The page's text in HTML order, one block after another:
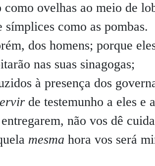
ovelhas ao meio de
símplices como as pombas.
dos homens; porque
nas suas sinagogas;
à presença dos
de testemunho a eles e
não vos dê
mesma hora vos será